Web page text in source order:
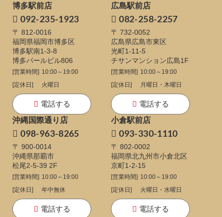
博多駅前店
092-235-1923
〒 812-0016
福岡県福岡市博多区
博多駅南1-3-8
博多パールビル806
[営業時間] 10:00～19:00
[定休日]
火曜日
電話する
広島駅前店
082-258-2257
〒 732-0052
広島県広島市東区
光町1-11-5
チサンマンション広島1F
[営業時間] 10:00～19:00
[定休日]
月曜日・木曜日
電話する
沖縄国際通り店
098-963-8265
〒 900-0014
沖縄県那覇市
松尾2-5-39 2F
[営業時間] 10:00～19:00
[定休日]
年中無休
電話する
小倉駅前店
093-330-1110
〒 802-0002
福岡県北九州市小倉北区
京町1-2-15
[営業時間] 10:00～19:00
[定休日]
火曜日・水曜日
電話する